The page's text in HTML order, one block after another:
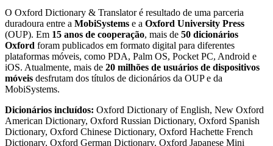
O Oxford Dictionary & Translator é resultado de uma parceria
duradoura entre a MobiSystems e a Oxford University Press
(OUP). Em 15 anos de cooperação, mais de 50 dicionários
Oxford foram publicados em formato digital para diferentes
plataformas móveis, como PDA, Palm OS, Pocket PC, Android e
iOS. Atualmente, mais de 20 milhões de usuários de dispositivos
móveis desfrutam dos títulos de dicionários da OUP e da
MobiSystems.
Dicionários incluídos: Oxford Dictionary of English, New Oxford
American Dictionary, Oxford Russian Dictionary, Oxford Spanish
Dictionary, Oxford Chinese Dictionary, Oxford Hachette French
Dictionary, Oxford German Dictionary, Oxford Japanese Mini